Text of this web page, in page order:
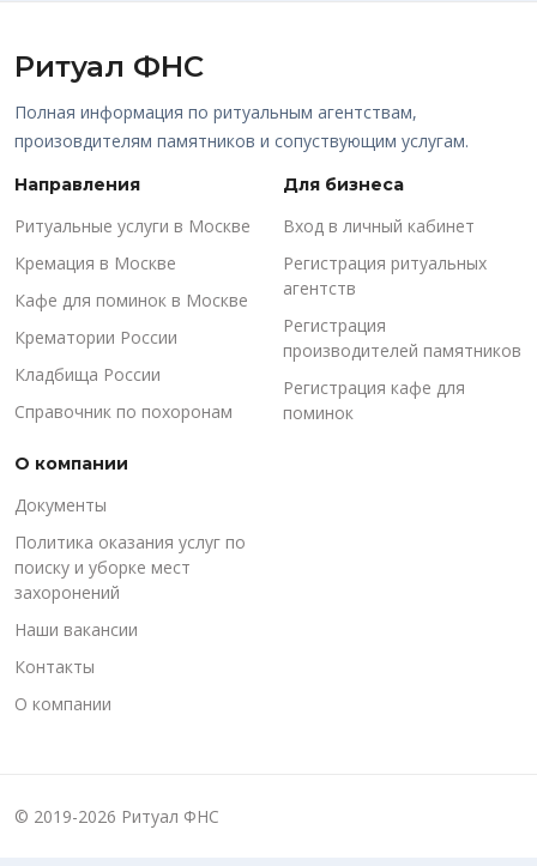
Ритуал ФНС
Полная информация по ритуальным агентствам,
произовдителям памятников и сопуствующим услугам.
Направления
Ритуальные услуги в Москве
Кремация в Москве
Кафе для поминок в Москве
Крематории России
Кладбища России
Справочник по похоронам
Для бизнеса
Вход в личный кабинет
Регистрация ритуальных
агентств
Регистрация
производителей памятников
Регистрация кафе для
поминок
О компании
Документы
Политика оказания услуг по
поиску и уборке мест
захоронений
Наши вакансии
Контакты
О компании
© 2019-2026 Ритуал ФНС